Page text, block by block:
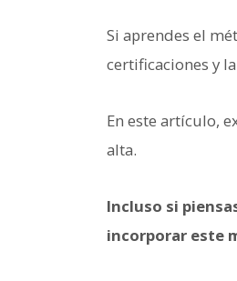
Si aprendes el
certificaciones y
En este artículo,
alta.
Incluso si
incorporar este